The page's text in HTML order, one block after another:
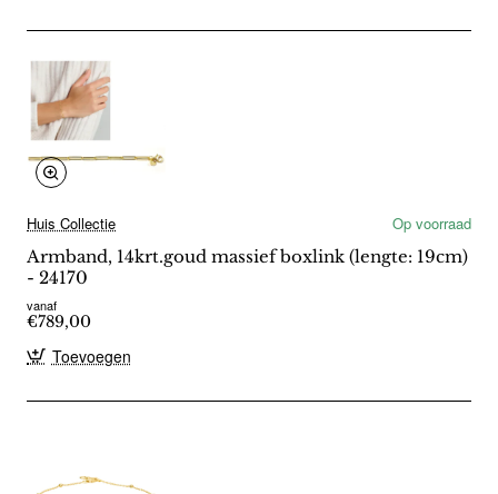
Huis Collectie
Op voorraad
Armband, 14krt.goud massief boxlink (lengte: 19cm)
- 24170
vanaf
€789,00
Toevoegen